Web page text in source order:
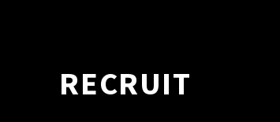
RECRUIT